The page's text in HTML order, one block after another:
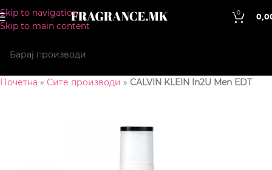
Skip to navigation
Skip to main content
0
Почетна » Сите производи » CALVIN KLEIN In2U Men EDT